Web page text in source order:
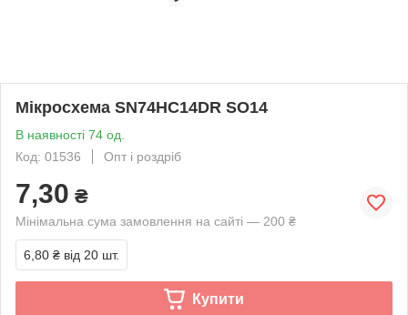
Мікросхема SN74HC14DR SO14
В наявності 74 од.
Код: 01536
Опт і роздріб
7,30 ₴
Мінімальна сума замовлення на сайті — 200 ₴
6,80 ₴ від 20 шт.
Купити